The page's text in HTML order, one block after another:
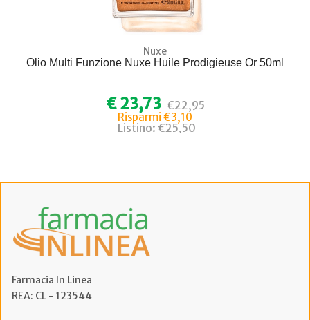
Nuxe
Olio Multi Funzione Nuxe Huile Prodigieuse Or 50ml
€ 23,73 €22,95
Risparmi €3,10
Listino: €25,50
Farmacia In Linea
REA: CL - 123544